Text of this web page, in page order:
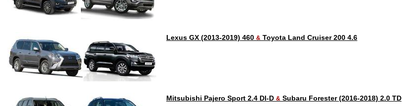
Lexus GX (2013-2019) 460 & Toyota Land Cruiser 200 4.6
Mitsubishi Pajero Sport 2.4 DI-D & Subaru Forester (2016-2018) 2.0 TD